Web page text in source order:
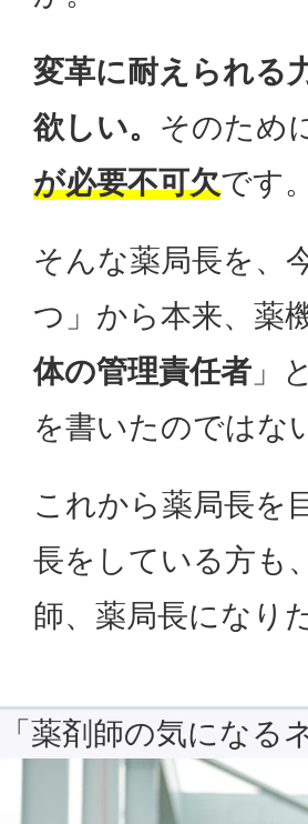
変革に耐えられる
欲しい。 そのため
が必要不可欠です。
そんな薬局長を、
つ」から本来、薬
体の管理責任者 」
を書いたのではな
これから薬局長を
長をしている方も
師、薬局長になり
「薬剤師の気になる